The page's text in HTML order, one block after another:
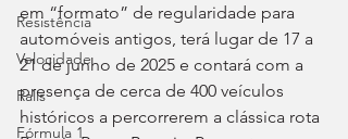
Resistência
Velocidade
Ralis
Fórmula 1
em “formato” de regularidade para
automóveis antigos, terá lugar de 17 a
21 de junho de 2025 e contará com a
presença de cerca de 400 veículos
históricos a percorrerem a clássica rota